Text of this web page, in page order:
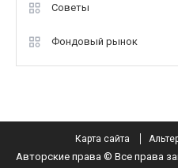
Советы
Фондовый рынок
Карта сайта
Авторские права © Все права